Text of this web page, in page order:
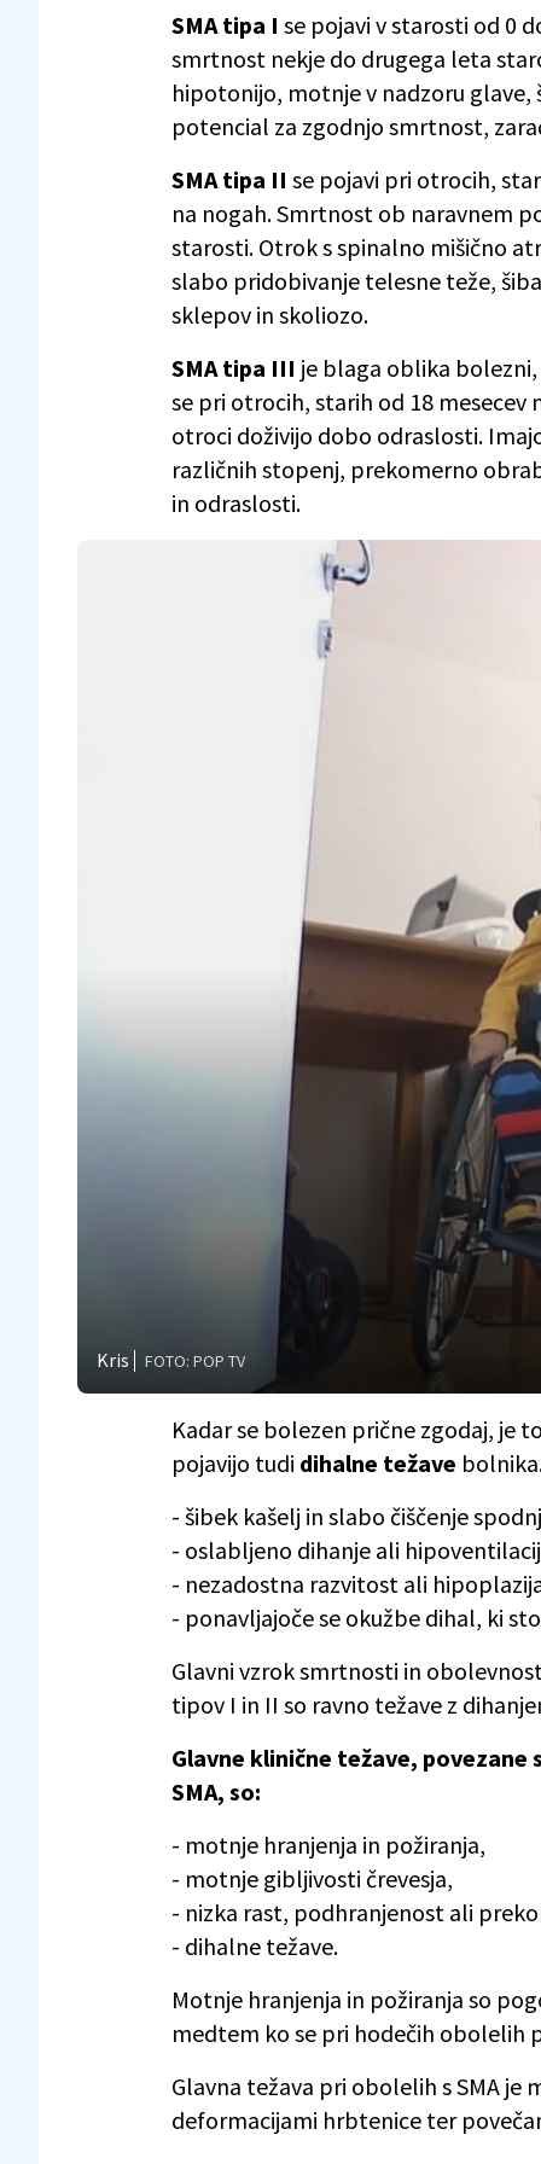
SMA tipa I se pojavi v starosti od 0
smrtnost nekje do drugega leta
hipotonijo, motnje v nadzoru glave,
potencial za zgodnjo smrtnost,
SMA tipa II se pojavi pri otrocih,
na nogah. Smrtnost ob naravnem
starosti. Otrok s spinalno mišično
slabo pridobivanje telesne teže,
sklepov in skoliozo.
SMA tipa III je blaga oblika
se pri otrocih, starih od 18
otroci doživijo dobo odraslosti.
različnih stopenj, prekomerno
in odraslosti.
Kris FOTO: POP TV
Kadar se bolezen prične zgodaj, je
pojavijo tudi dihalne težave
- šibek kašelj in slabo čiščenje
- oslabljeno dihanje ali
- nezadostna razvitost ali
- ponavljajoče se okužbe dihal, ki
Glavni vzrok smrtnosti in
tipov I in II so ravno težave z
Glavne klinične težave,
SMA, so:
- motnje hranjenja in požiranja,
- motnje gibljivosti črevesja,
- nizka rast, podhranjenost ali
- dihalne težave.
Motnje hranjenja in požiranja so
medtem ko se pri hodečih obolelih
Glavna težava pri obolelih s SMA
deformacijami hrbtenice ter